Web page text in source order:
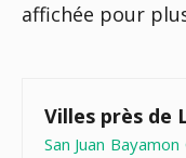
affichée pour
Villes près de
San Juan Bayamon